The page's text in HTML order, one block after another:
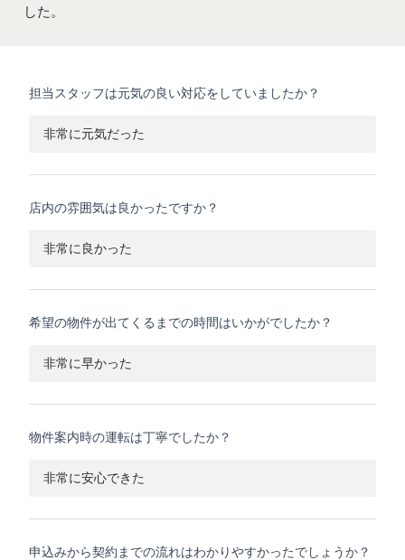
した。
担当スタッフは元気の良い対応をしていましたか？
非常に元気だった
店内の雰囲気は良かったですか？
非常に良かった
希望の物件が出てくるまでの時間はいかがでしたか？
非常に早かった
物件案内時の運転は丁寧でしたか？
非常に安心できた
申込みから契約までの流れはわかりやすかったでしょうか？